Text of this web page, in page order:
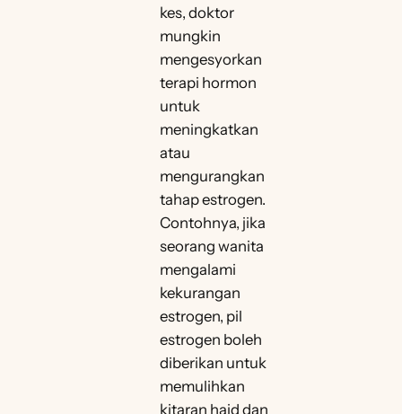
kes, doktor
mungkin
mengesyorkan
terapi hormon
untuk
meningkatkan
atau
mengurangkan
tahap estrogen.
Contohnya, jika
seorang wanita
mengalami
kekurangan
estrogen, pil
estrogen boleh
diberikan untuk
memulihkan
kitaran haid dan